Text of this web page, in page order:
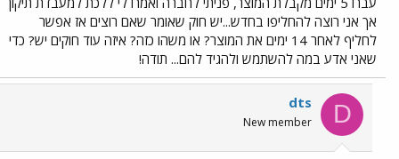
אך אני רוצה להחליפו בחדש...יש חוק שאומר שאם רוצים אז אפשר
לחליף לאחר 14 ימים את המוצר? או משהו כזה? איזה עוד חוקים יש? כדי
שאני אדע במה להשתמש ולהגיד להם... תודה!
D
dts
New member